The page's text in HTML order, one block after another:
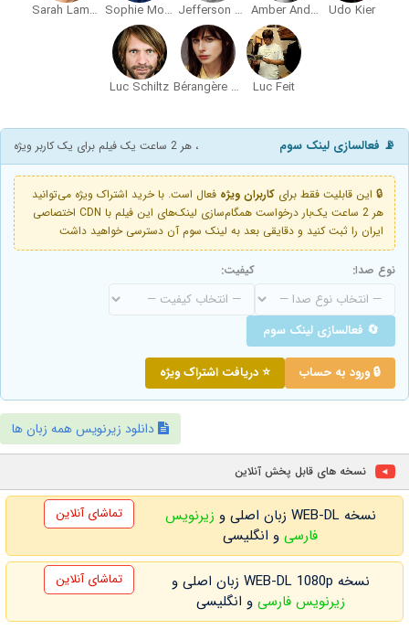
Udo Kier
Amber Anderson
Jefferson Hall
Sophie Mousel
Sarah Lamesch
Luc Feit
Bérangère Mc Neese
Luc Schiltz
📡 فعالسازی لینک سوم ، هر 2 ساعت یک فیلم برای یک کاربر ویژه
🔒 این قابلیت فقط برای کاربران ویژه فعال است. با خرید اشتراک ویژه می‌توانید
هر 2 ساعت یک‌بار درخواست همگام‌سازی لینک‌های این فیلم با CDN اختصاصی
ایران را ثبت کنید و دقایقی بعد به لینک سوم آن دسترسی خواهید داشت
نوع صدا: کیفیت:
🔄 فعالسازی لینک سوم
🔒 ورود به حساب ⭐ دریافت اشتراک ویژه
دانلود زیرنویس همه زبان ها
نسخه های قابل پخش آنلاین
نسخه WEB-DL زبان اصلی و
زیرنویس
فارسیو انگلیسی
تماشای آنلاین
نسخه WEB-DL 1080p زبان اصلی و
زیرنویس فارسی و انگلیسی
تماشای آنلاین